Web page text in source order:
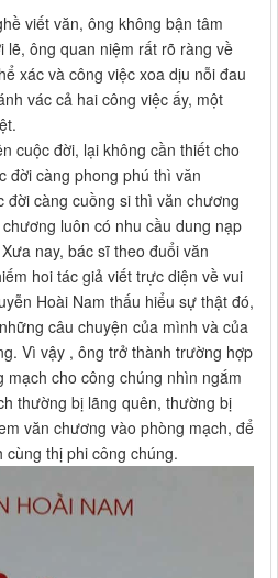
viết văn, ông không bận tâm
lẽ, ông quan niệm rất rõ ràng về
xác và công việc xoa dịu nỗi đau
vác cả hai công việc ấy, một
cuộc đời, lại không cần thiết cho
đời càng phong phú thì văn
đời càng cuồng si thì văn chương
luôn có nhu cầu dung nạp
nay, bác sĩ theo đuổi văn
hoi tác giả viết trực diện về vui
Hoài Nam thấu hiểu sự thật đó,
câu chuyện của mình và của
Vì vậy , ông trở thành trường hợp
cho công chúng nhìn ngắm
thường bị lãng quên, thường bị
văn chương vào phòng mạch, để
thị phi công chúng.